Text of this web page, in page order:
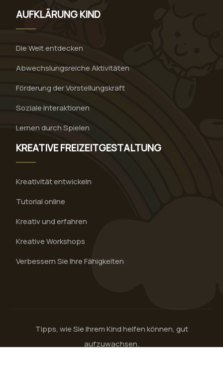
AUFKLÄRUNG KIND
Die Welt entdecken
Abwechslungsreiche Aktivitäten
Förderung der Vorstellungskraft
Soziale Interaktionen
Lernen durch Spielen
KREATIVE FREIZEITGESTALTUNG
Kreativität entwickeln
Tutorial online
Kreativ und erfahren
Kreative Workshops
Verbessern Sie Ihre Fähigkeiten
Tipps, wie Sie Ihrem Kind helfen können, gut
aufzuwachsen.